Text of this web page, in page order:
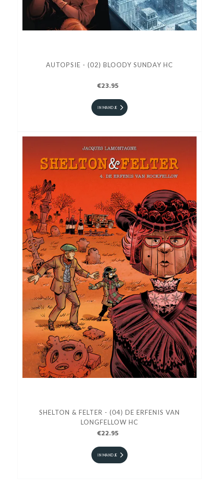
AUTOPSIE - (02) BLOODY SUNDAY HC
€23.95
IN MANDJE
SHELTON & FELTER - (04) DE ERFENIS VAN
LONGFELLOW HC
€22.95
IN MANDJE